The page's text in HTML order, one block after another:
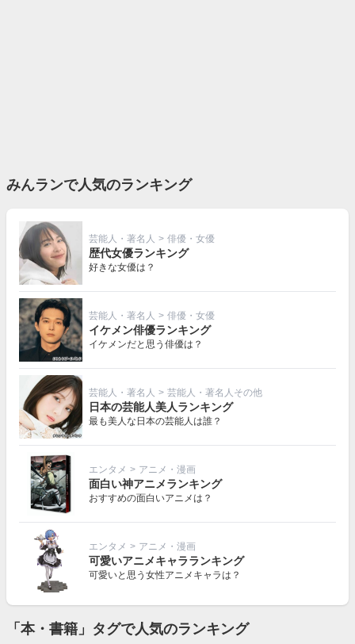
みんランで人気のランキング
芸能人・著名人 > 俳優・女優
歴代女優ランキング
好きな女優は？
芸能人・著名人 > 俳優・女優
イケメン俳優ランキング
イケメンだと思う俳優は？
芸能人・著名人 > 芸能人・著名人その他
日本の芸能人美人ランキング
最も美人な日本の芸能人は誰？
エンタメ > アニメ・漫画
面白い神アニメランキング
おすすめの面白いアニメは？
エンタメ > アニメ・漫画
可愛いアニメキャラランキング
可愛いと思う女性アニメキャラは？
「本・書籍」タグで人気のランキング